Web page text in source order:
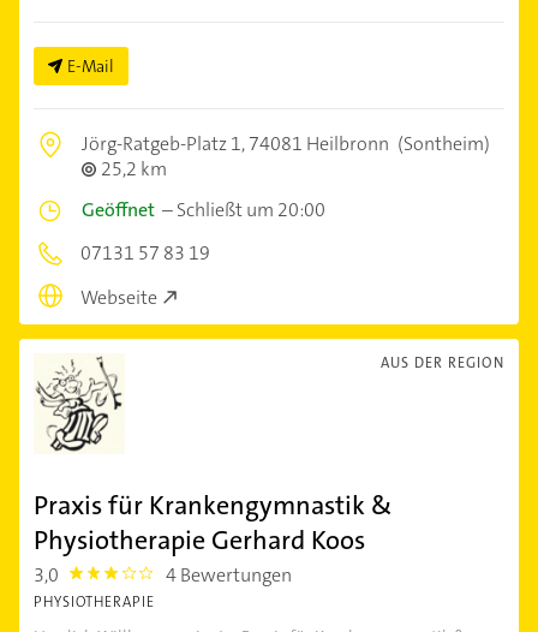
E-Mail
Jörg-Ratgeb-Platz 1,74081 Heilbronn (Sontheim)
25,2 km
Geöffnet –Schließt um 20:00
07131 57 83 19
Webseite
AUS DER REGION
Praxis für Krankengymnastik &
Physiotherapie Gerhard Koos
3,0 3.0 4 Bewertungen
PHYSIOTHERAPIE